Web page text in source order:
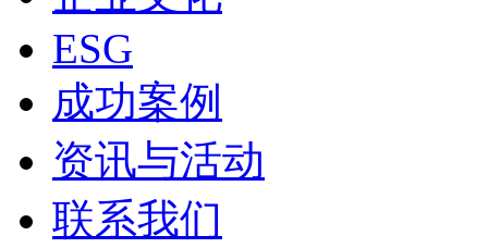
ESG
成功案例
资讯与活动
联系我们